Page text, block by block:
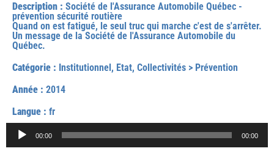
Description : Société de l'Assurance Automobile Québec -
prévention sécurité routière
Quand on est fatigué, le seul truc qui marche c'est de s'arrêter.
Un message de la Société de l'Assurance Automobile du
Québec.
Catégorie : Institutionnel, Etat, Collectivités > Prévention
Année : 2014
Langue : fr
Lecteur
audio
00:00 00:00